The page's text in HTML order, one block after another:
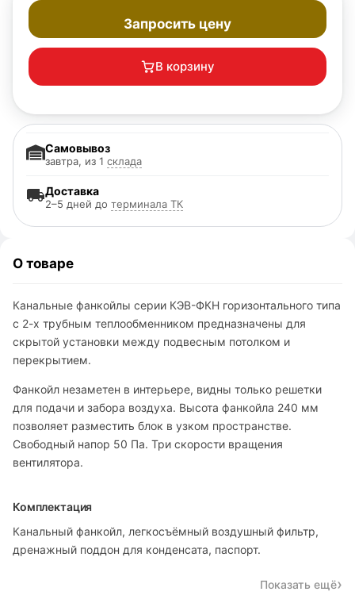
Запросить цену
В корзину
Доставка
2–5 дней до терминала ТК
Самовывоз
завтра, из 1 склада
О товаре
Канальные фанкойлы серии КЭВ-ФКН горизонтального типа
с 2-х трубным теплообменником предназначены для
скрытой установки между подвесным потолком и
перекрытием.
Фанкойл незаметен в интерьере, видны только решетки
для подачи и забора воздуха. Высота фанкойла 240 мм
позволяет разместить блок в узком пространстве.
Свободный напор 50 Па. Три скорости вращения
вентилятора.
Комплектация
Канальный фанкойл, легкосъёмный воздушный фильтр,
дренажный поддон для конденсата, паспорт.
Показать ещё